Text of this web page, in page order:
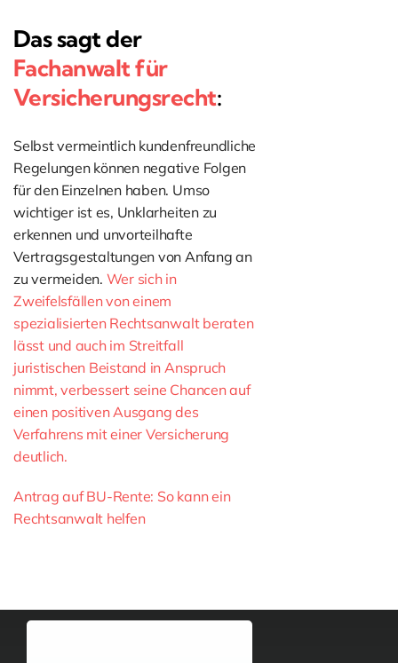
Das sagt der
Fachanwalt für
Versicherungsrecht:
Selbst vermeintlich kundenfreundliche
Regelungen können negative Folgen
für den Einzelnen haben. Umso
wichtiger ist es, Unklarheiten zu
erkennen und unvorteilhafte
Vertragsgestaltungen von Anfang an
zu vermeiden. Wer sich in
Zweifelsfällen von einem
spezialisierten Rechtsanwalt beraten
lässt und auch im Streitfall
juristischen Beistand in Anspruch
nimmt, verbessert seine Chancen auf
einen positiven Ausgang des
Verfahrens mit einer Versicherung
deutlich.
Antrag auf BU-Rente: So kann ein
Rechtsanwalt helfen